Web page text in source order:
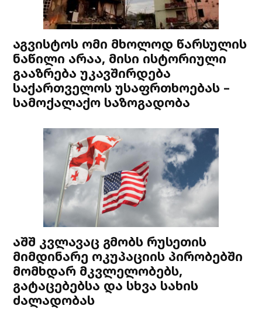
აგვისტოს ომი მხოლოდ წარსულის
ნაწილი არაა, მისი ისტორიული
გააზრება უკავშირდება
საქართველოს უსაფრთხოებას –
სამოქალაქო საზოგადობა
აშშ კვლავაც გმობს რუსეთის
მიმდინარე ოკუპაციის პირობებში
მომხდარ მკვლელობებს,
გატაცებებსა და სხვა სახის
ძალადობას